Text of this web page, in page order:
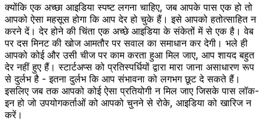
क्योंकि एक अच्छा आइडिया स्पष्ट लगना चाहिए, जब आपके पास एक हो तो
आपको ऐसा महसूस होगा कि आप देर हो चुके हैं। इसे आपको हतोत्साहित न
करने दें। देर होने की चिंता एक अच्छे आइडिया के संकेतों में से एक है। वेब
पर दस मिनट की खोज आमतौर पर सवाल का समाधान कर देगी। भले ही
आपको कोई और उसी चीज पर काम करता हुआ मिल जाए, आप शायद बहुत
देर नहीं हुए हैं। स्टार्टअप्स को प्रतिस्पर्धियों द्वारा मारा जाना असाधारण रूप
से दुर्लभ है - इतना दुर्लभ कि आप संभावना को लगभग छूट दे सकते हैं।
इसलिए जब तक आपको कोई ऐसा प्रतियोगी न मिल जाए जिसके पास लॉक-
इन हो जो उपयोगकर्ताओं को आपको चुनने से रोके, आइडिया को खारिज न
करें।